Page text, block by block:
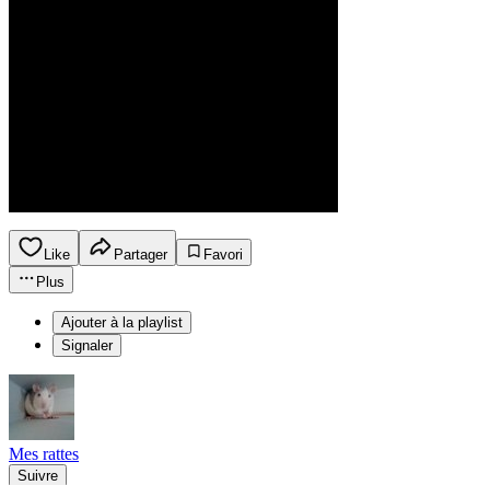
Like Partager
Favori
Plus
Ajouter à la playlist
Signaler
Mes rattes
Suivre